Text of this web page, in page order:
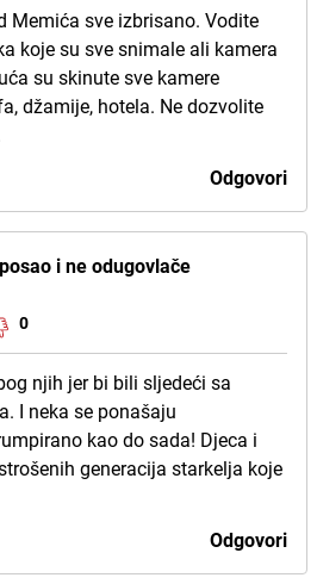
Memića sve izbrisano. Vodite
koje su sve snimale ali kamera
su skinute sve kamere
džamije, hotela. Ne dozvolite
Odgovori
i ne odugovlače
0
njih jer bi bili sljedeći sa
I neka se ponašaju
kao do sada! Djeca i
generacija starkelja koje
Odgovori